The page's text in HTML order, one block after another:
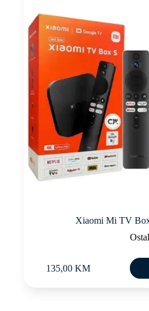
Xiaomi Mi TV
135,00 KM